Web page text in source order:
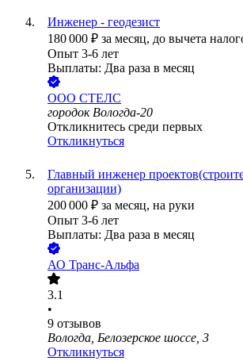
Инженер - геодезист
180 000 ₽ за месяц, до вычета
Опыт 3-6 лет
Выплаты: Два раза в месяц
ООО СТЕЛС
городок Вологда-20
Откликнитесь среди первых
Откликнуться
Главный инженер
организации)
200 000 ₽ за месяц, на руки
Опыт 3-6 лет
Выплаты: Два раза в месяц
АО Транс-Альфа
3.1
•
9 отзывов
Вологда, Белозерское шоссе, 3
Откликнуться